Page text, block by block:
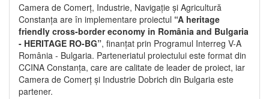
Camera de Comerț, Industrie, Navigație și Agricultură
Constanța are în implementare proiectul “A heritage
friendly cross-border economy in România and Bulgaria
- HERITAGE RO-BG”, finanțat prin Programul Interreg V-A
România - Bulgaria. Parteneriatul proiectului este format din
CCINA Constanța, care are calitate de leader de proiect, iar
Camera de Comerț și Industrie Dobrich din Bulgaria este
partener.